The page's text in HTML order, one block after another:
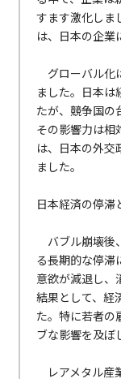
すます激化しま
は、日本の企業
グローバル化
ました。日本は
たが、競争国の
その影響力は相
は、日本の外交
ました。
日本経済の停滞
バブル崩壊後
る長期的な停滞
意欲が減退し、
結果として、経
た。特に若者の
ブな影響を及ぼ
レアメタル産